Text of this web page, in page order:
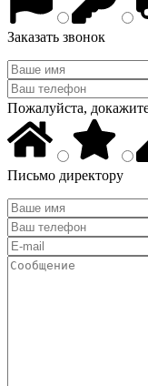
Заказать звонок
Пожалуйста,
Письмо директору